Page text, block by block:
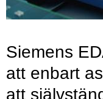
Siemens
att enbart
att